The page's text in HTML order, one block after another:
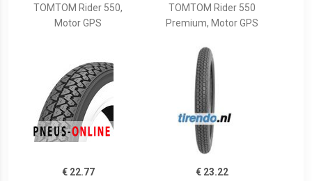
TOMTOM Rider 550,
Motor GPS
TOMTOM Rider 550
Premium, Motor GPS
€ 22.77
€ 23.22